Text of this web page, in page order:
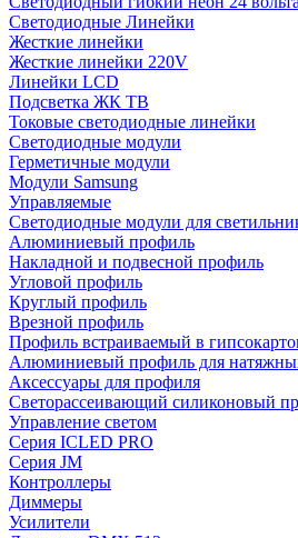
Светодиодные Линейки
Жесткие линейки
Жесткие линейки 220V
Линейки LCD
Подсветка ЖК ТВ
Токовые светодиодные линейки
Светодиодные модули
Герметичные модули
Модули Samsung
Управляемые
Светодиодные модули для
Алюминиевый профиль
Накладной и подвесной профиль
Угловой профиль
Круглый профиль
Врезной профиль
Профиль встраиваемый в
Алюминиевый профиль для
Аксессуары для профиля
Светорассеивающий силиконовый
Управление светом
Серия ICLED PRO
Серия JM
Контроллеры
Диммеры
Усилители